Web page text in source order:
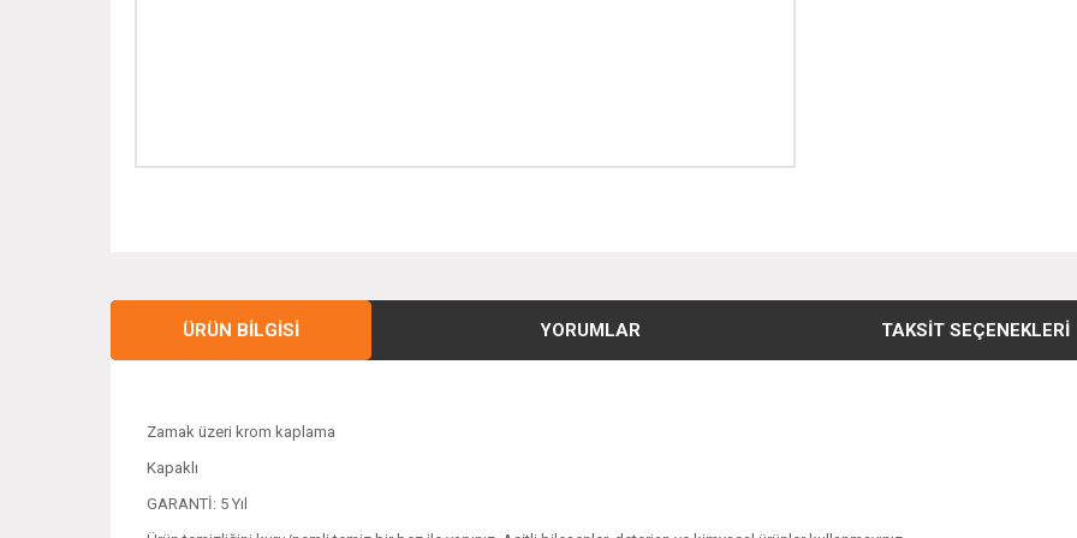
ÜRÜN BILGISI YORUMLAR TAKSIT SEÇENEKLERI
Zamak üzeri krom kaplama
Kapaklı
GARANTİ: 5 Yıl